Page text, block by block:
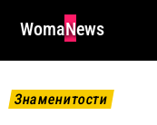
WomaNews
Знаменитости